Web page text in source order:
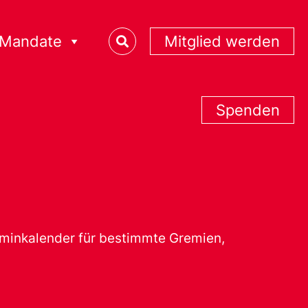
Mandate Mitglied werden
Spenden
für bestimmte Gremien,